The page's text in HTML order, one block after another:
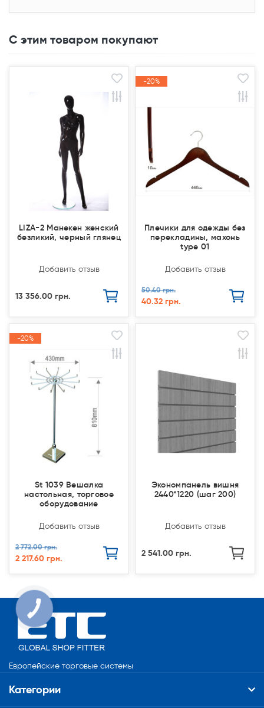
С этим товаром покупают
LIZA-2 Манекен женский
безликий, черный глянец
Добавить отзыв
13 356.00 грн.
-20%
-20%
Плечики для одежды без
перекладины, махонь
type 01
Добавить отзыв
50.40 грн.
40.32 грн.
-20%
-20%
St 1039 Вешалка
настольная, торговое
оборудование
Добавить отзыв
2 772.00 грн.
2 217.60 грн.
Экономпанель вишня
2440*1220 (шаг 200)
Добавить отзыв
2 541.00 грн.
Европейские торговые системы
Категории
КНОПКА
СВЯЗИ